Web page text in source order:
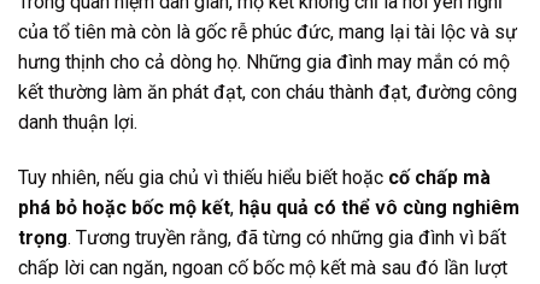
của tổ tiên mà còn là gốc rễ phúc đức, mang lại tài lộc và sự
hưng thịnh cho cả dòng họ. Những gia đình may mắn có mộ
kết thường làm ăn phát đạt, con cháu thành đạt, đường công
danh thuận lợi.
Tuy nhiên, nếu gia chủ vì thiếu hiểu biết hoặc cố chấp mà
phá bỏ hoặc bốc mộ kết, hậu quả có thể vô cùng nghiêm
trọng. Tương truyền rằng, đã từng có những gia đình vì bất
chấp lời can ngăn, ngoan cố bốc mộ kết mà sau đó lần lượt